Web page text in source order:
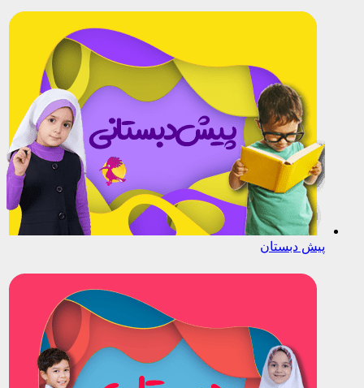
پیش دبستان